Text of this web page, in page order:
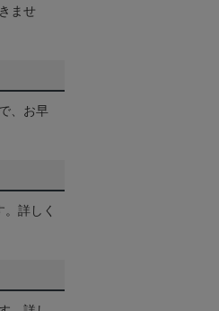
ませ
、お早
詳しく